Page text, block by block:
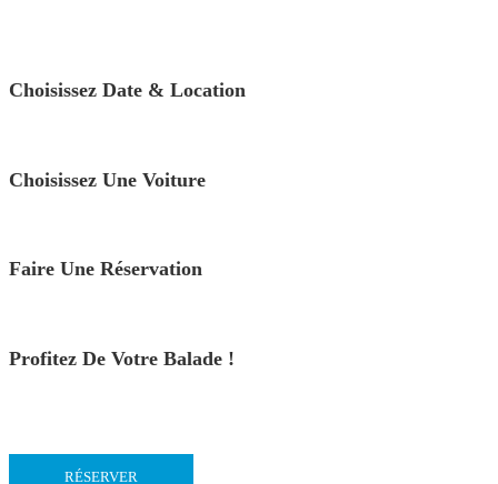
Choisissez Date & Location
Choisissez Une Voiture
Faire Une Réservation
Profitez De Votre Balade !
RÉSERVER